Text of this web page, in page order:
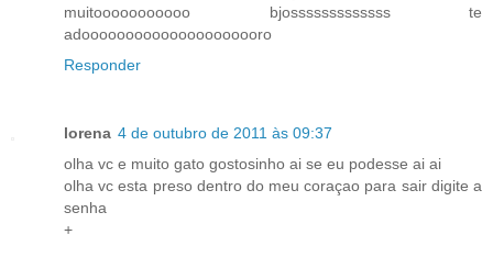
muitooooooooooo bjosssssssssssss te
adooooooooooooooooooooro
Responder
lorena 4 de outubro de 2011 às 09:37
olha vc e muito gato gostosinho ai se eu podesse ai ai
olha vc esta preso dentro do meu coraçao para sair digite a
senha
+